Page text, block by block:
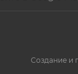
Создание и